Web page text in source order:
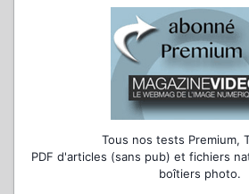
Tous nos tests Premium,
PDF d'articles (sans pub) et fichiers
boîtiers photo.